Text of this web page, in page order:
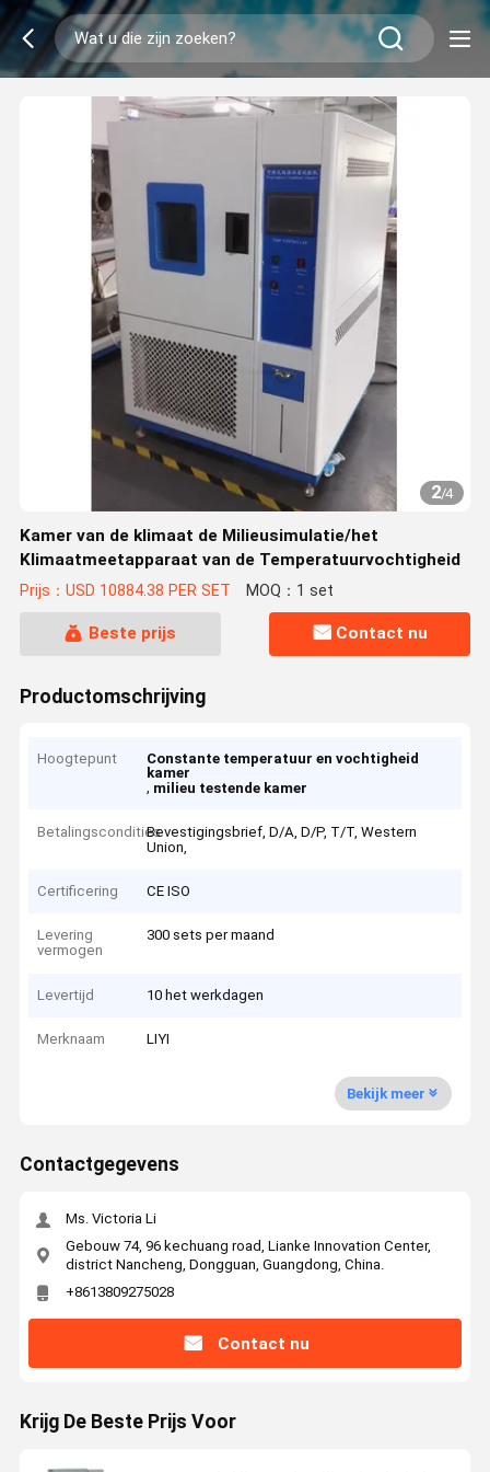
2/4
Kamer van de klimaat de Milieusimulatie/het
Klimaatmeetapparaat van de Temperatuurvochtigheid
Prijs：USD 10884.38 PER SET MOQ：1 set
Beste prijs Contact nu
Productomschrijving
Hoogtepunt
Constante temperatuur en vochtigheid
kamer
, milieu testende kamer
BetalingsconditiesBevestigingsbrief, D/A, D/P, T/T, Western
Union,
Certificering CE ISO
Levering
vermogen
300 sets per maand
Levertijd 10 het werkdagen
Merknaam LIYI
Bekijk meer
Contactgegevens
Ms. Victoria Li
Gebouw 74, 96 kechuang road, Lianke Innovation Center,
district Nancheng, Dongguan, Guangdong, China.
+8613809275028
Contact nu
Krijg De Beste Prijs Voor